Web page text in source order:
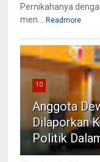
Pernikahanya
men... Readmore
10
Anggota
Dilaporkan
Politik